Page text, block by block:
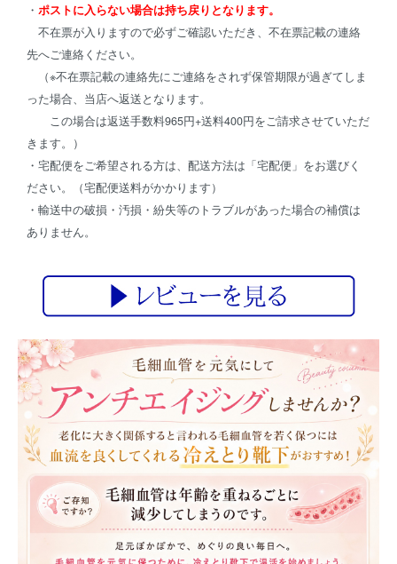
・ ポストに入らない場合は持ち戻りとなります。
不在票が入りますので必ずご確認いただき、不在票記載の連絡
先へご連絡ください。
（※不在票記載の連絡先にご連絡をされず保管期限が過ぎてしま
った場合、当店へ返送となります。
この場合は返送手数料965円+送料400円をご請求させていただ
きます。）
・宅配便をご希望される方は、配送方法は「宅配便」をお選びく
ださい。（宅配便送料がかかります）
・輸送中の破損・汚損・紛失等のトラブルがあった場合の補償は
ありません。